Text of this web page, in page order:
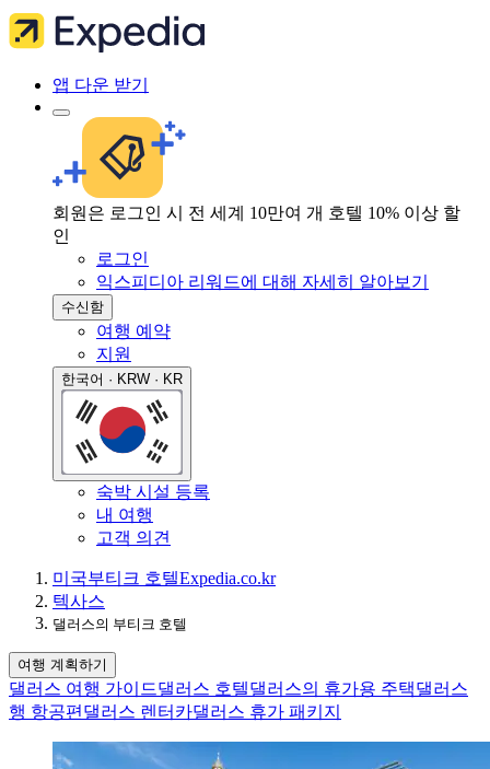
앱 다운 받기
회원은 로그인 시 전 세계 10만여 개 호텔 10% 이상 할
인
로그인
익스피디아 리워드에 대해 자세히 알아보기
수신함
여행 예약
지원
한국어 · KRW · KR
숙박 시설 등록
내 여행
고객 의견
미국부티크 호텔Expedia.co.kr
텍사스
댈러스의 부티크 호텔
여행 계획하기
댈러스 여행 가이드댈러스 호텔댈러스의 휴가용 주택댈러스
행 항공편 댈러스 렌터카댈러스 휴가 패키지